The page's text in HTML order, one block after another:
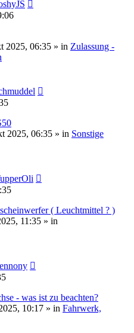
2025, 06:35 » in Zulassung -
2025, 06:35 » in Sonstige
( Leuchtmittel ? )
11:35 » in
- was ist zu beachten?
10:17 » in Fahrwerk,